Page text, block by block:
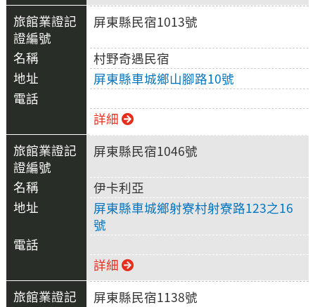
屏東縣民宿1013號
村野奇遇民宿
屏東縣車城鄉山腳路10號
詳細
屏東縣民宿1046號
伊卡利亞
屏東縣車城鄉射寮村射寮路123之16
號
詳細
屏東縣民宿1138號